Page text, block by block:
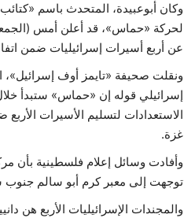
وكان أبوعبيدة، المتحدث باسم
لحركة «حماس»، قد أعلن أمس
عن أربع أسيرات إسرائيليات ضمن
ونقلت صحيفة «تايمز أوف
إسرائيلي قوله إن «حماس» ستبدأ
الاستعدادات لتسليم الأسيرات الأربع
غزة.
وأفادت وسائل إعلام فلسطينية بأن
توجهت إلى معبر كرم أبو سالم
والمجندات الإسرائيليات الأربع هن